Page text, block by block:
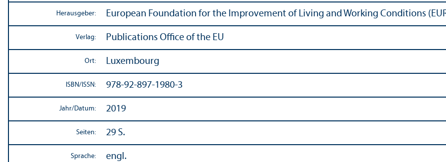
Herausgeber: European Foundation for the Improvement of Living and Working Conditions
Verlag: Publications Office of the EU
Ort: Luxembourg
ISBN/ ISSN: 978-92-897-1980-3
Jahr/Datum: 2019
Seiten: 29 S.
Sprache: engl.